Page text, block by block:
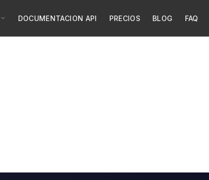
DOCUMENTACION API PRECIOS BLOG FAQ